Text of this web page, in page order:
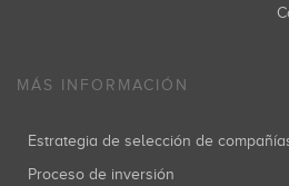
MÁS INFORMACIÓN
Estrategia de selección de
Proceso de inversión